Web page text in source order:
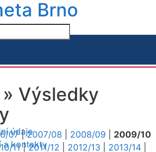
Brno
údaje
a kontakty
Výsledky
07|2007/08 2008/09
2009/10
11|2011/12 2012/13 2013/14